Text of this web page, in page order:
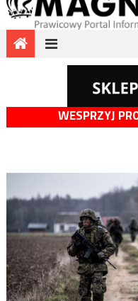
WESPRZYJ